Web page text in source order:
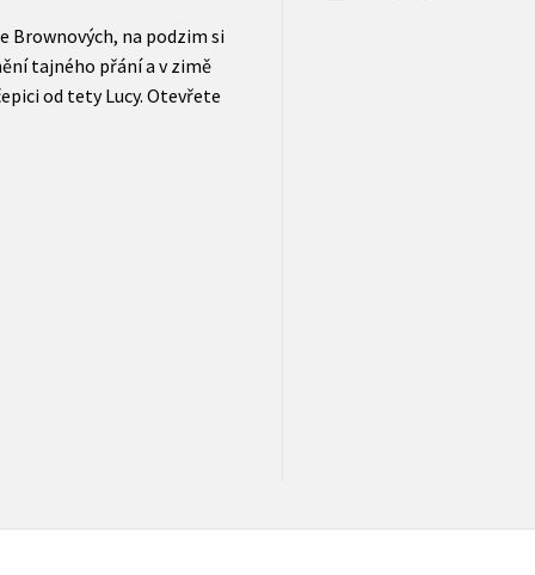
Brownových, na podzim si
tajného přání a v zimě
od tety Lucy. Otevřete